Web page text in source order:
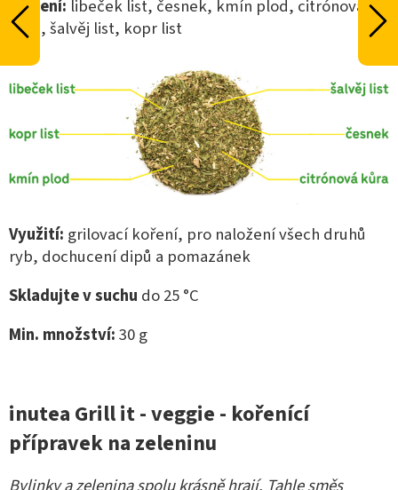
Složení: libeček list, česnek, kmín plod, citrónová
kůra, šalvěj list, kopr list
Využití: grilovací koření, pro naložení všech druhů
ryb, dochucení dipů a pomazánek
Skladujte v suchu do 25 °C
Min. množství:30g
inutea Grill it - veggie - kořenící
přípravek na zeleninu